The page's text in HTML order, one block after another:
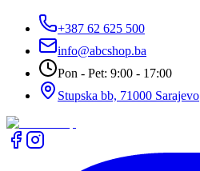
+387 62 625 500
info@abcshop.ba
Pon - Pet: 9:00 - 17:00
Stupska bb, 71000 Sarajevo